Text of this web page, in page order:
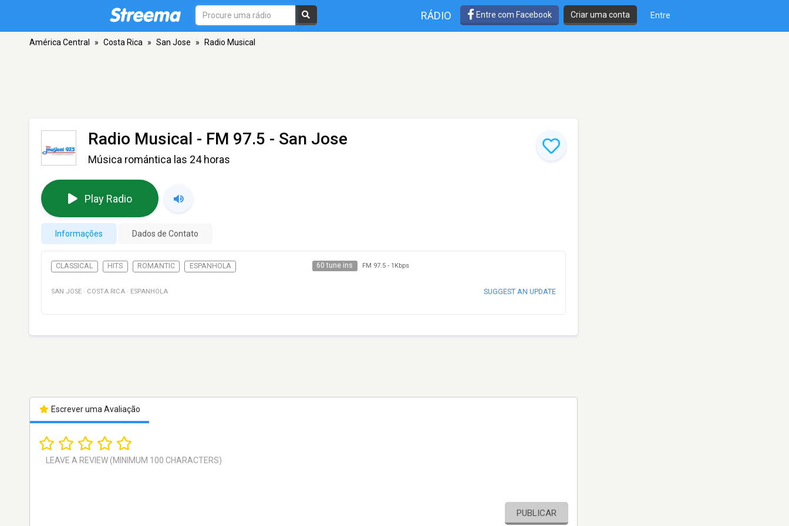
RÁDIO Entre com Facebook Criar uma conta Entre
América Central » Costa Rica » San Jose » Radio Musical
Radio Musical - FM 97.5 - San Jose
Música romántica las 24 horas
Play Radio
Informações Dados de Contato
CLASSICAL HITS ROMANTIC ESPANHOLA 60 tune ins FM 97.5- 1Kbps
SAN JOSE · COSTA RICA · ESPANHOLA SUGGEST AN UPDATE
Escrever uma Avaliação
PUBLICAR